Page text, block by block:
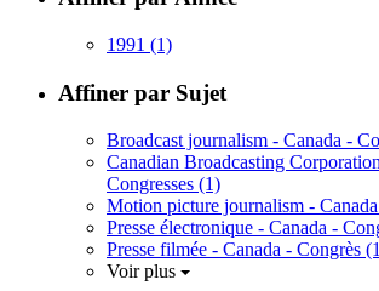
1991 (1)
Affiner par Sujet
Broadcast journalism - Canada -
Canadian Broadcasting
Congresses (1)
Motion picture journalism -
Presse électronique - Canada -
Presse filmée - Canada - Congrès
Voir plus